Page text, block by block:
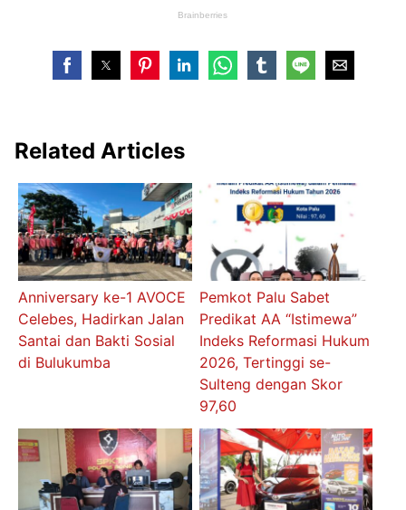
Related Articles
Anniversary ke-1 AVOCE
Celebes, Hadirkan Jalan
Santai dan Bakti Sosial
di Bulukumba
Pemkot Palu Sabet
Predikat AA “Istimewa”
Indeks Reformasi Hukum
2026, Tertinggi se-
Sulteng dengan Skor
97,60